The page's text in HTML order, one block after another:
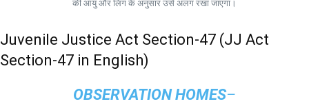
की आयु और लिंग के अनुसार उसे अलग रखा जाएगा।
Juvenile Justice Act Section-47 (JJ Act
Section-47 in English)
OBSERVATION HOMES–